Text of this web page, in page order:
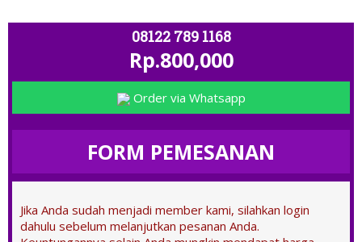
08122 789 1168
Rp.800,000
Order via Whatsapp
FORM PEMESANAN
Jika Anda sudah menjadi member kami, silahkan login
dahulu sebelum melanjutkan pesanan Anda.